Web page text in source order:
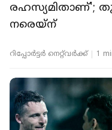
രഹസ്യമിതാണ്';
നരെയ്ന്
റിപ്പോർട്ടർ നെറ്റ്‌വര്‍ക്ക്‌ 1